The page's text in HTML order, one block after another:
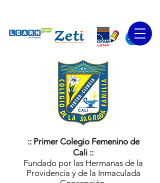
:: Primer Colegio Femenino de
Cali ::
Fundado por las Hermanas de la
Providencia y de la Inmaculada